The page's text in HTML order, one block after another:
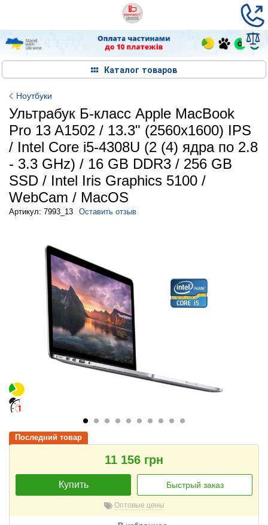
Каталог товаров
Ноутбуки
Ультрабук Б-класс Apple MacBook
Pro 13 A1502 / 13.3" (2560x1600) IPS
/ Intel Core i5-4308U (2 (4) ядра по 2.8
- 3.3 GHz) / 16 GB DDR3 / 256 GB
SSD / Intel Iris Graphics 5100 /
WebCam / MacOS
Артикул: 7993_13 Оставить отзыв
Последний товар
11 156 грн
Купить Быстрый заказ
Оптовые цены